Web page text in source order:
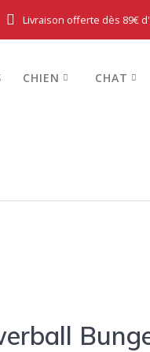
Livraison offerte dès 89€
CHIEN CHAT